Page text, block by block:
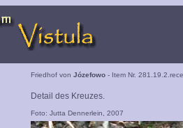
Friedhof von Józefowo- Item Nr.
Detail des Kreuzes.
Foto: Jutta Dennerlein, 2007